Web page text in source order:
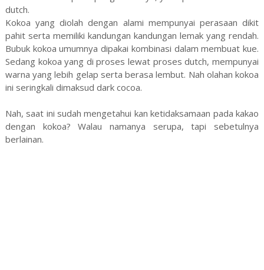
dutch.
Kokoa yang diolah dengan alami mempunyai perasaan dikit
pahit serta memiliki kandungan kandungan lemak yang rendah.
Bubuk kokoa umumnya dipakai kombinasi dalam membuat kue.
Sedang kokoa yang di proses lewat proses dutch, mempunyai
warna yang lebih gelap serta berasa lembut. Nah olahan kokoa
ini seringkali dimaksud dark cocoa.
Nah, saat ini sudah mengetahui kan ketidaksamaan pada kakao
dengan kokoa? Walau namanya serupa, tapi sebetulnya
berlainan.